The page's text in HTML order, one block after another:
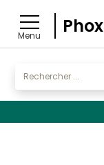
Menu Phox